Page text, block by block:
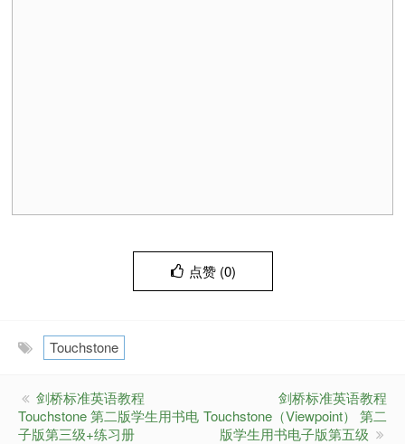
点赞 (0)
Touchstone
剑桥标准英语教程
Touchstone 第二版学生用书电
子版第三级+练习册
剑桥标准英语教程
Touchstone（Viewpoint） 第二
版学生用书电子版第五级